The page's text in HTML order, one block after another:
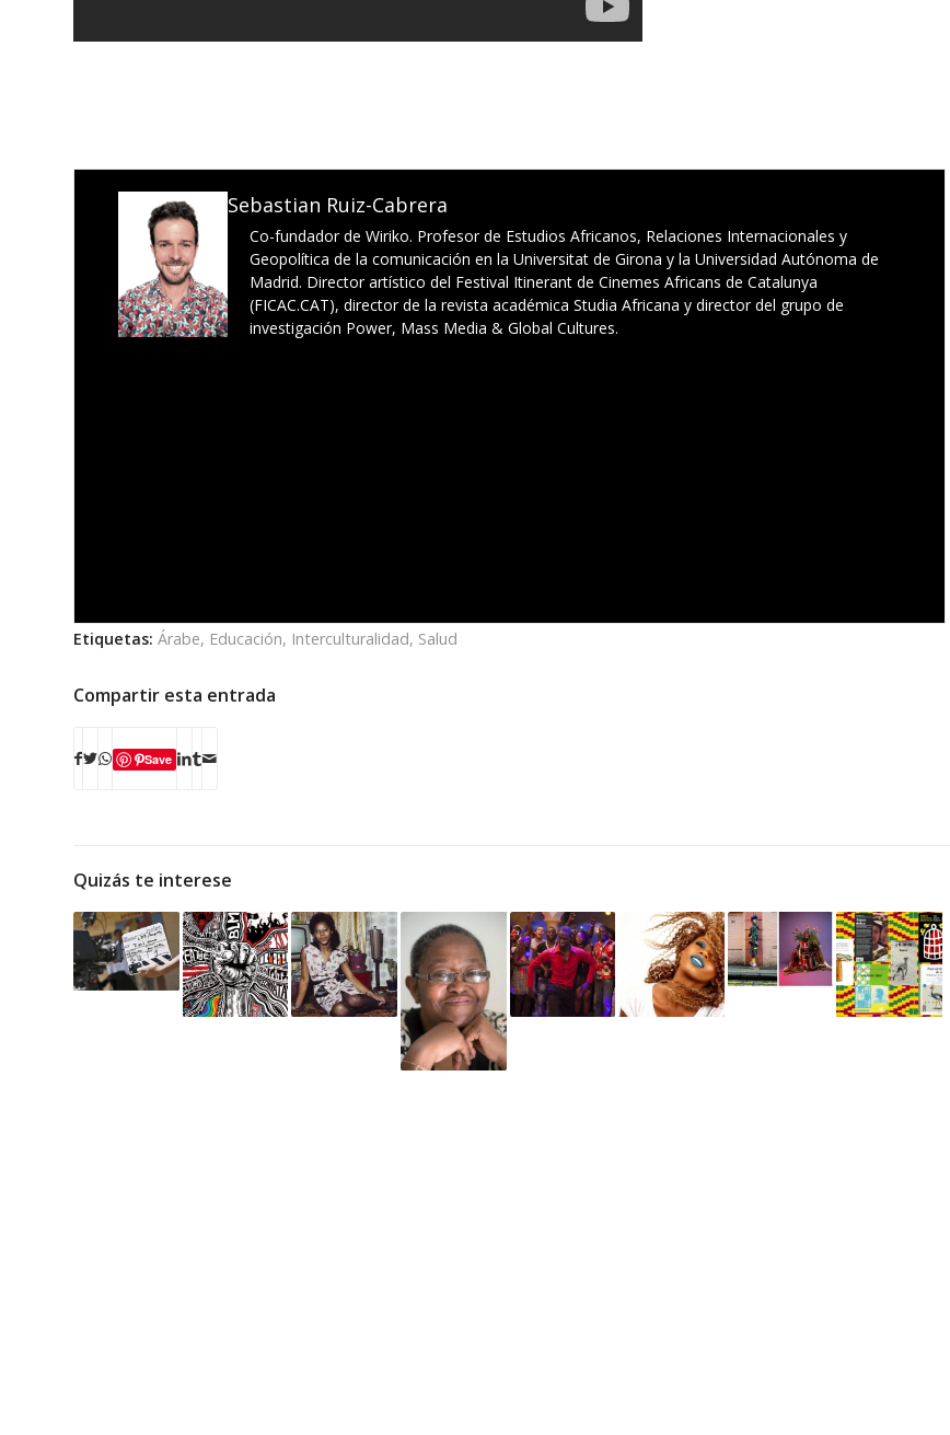
Sebastian Ruiz-Cabrera
Co-fundador de Wiriko. Profesor de Estudios Africanos, Relaciones Internacionales y
Geopolítica de la comunicación en la Universitat de Girona y la Universidad Autónoma de
Madrid. Director artístico del Festival Itinerant de Cinemes Africans de Catalunya
(FICAC.CAT), director de la revista académica Studia Africana y director del grupo de
investigación Power, Mass Media & Global Cultures.
Etiquetas: Árabe, Educación, Interculturalidad, Salud
Compartir esta entrada
Save
Quizás te interese